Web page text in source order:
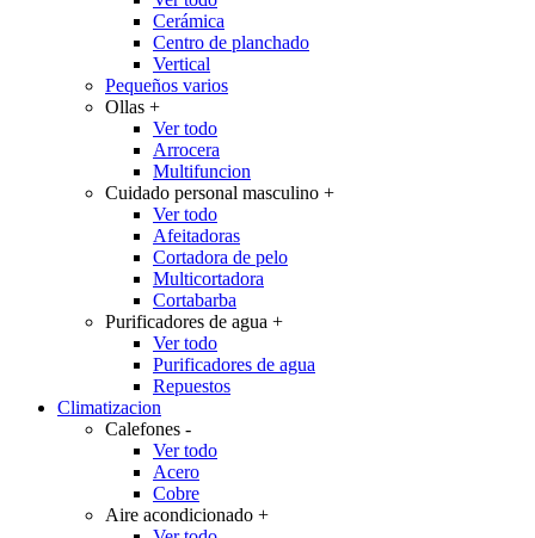
Cerámica
Centro de planchado
Vertical
Pequeños varios
Ollas +
Ver todo
Arrocera
Multifuncion
Cuidado personal masculino +
Ver todo
Afeitadoras
Cortadora de pelo
Multicortadora
Cortabarba
Purificadores de agua +
Ver todo
Purificadores de agua
Repuestos
Climatizacion
Calefones -
Ver todo
Acero
Cobre
Aire acondicionado +